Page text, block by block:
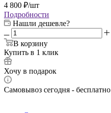
4 800 ₽/шт
Подробности
Нашли дешевле?
В корзину
Купить в 1 клик
Хочу в подарок
Самовывоз сегодня - бесплатно